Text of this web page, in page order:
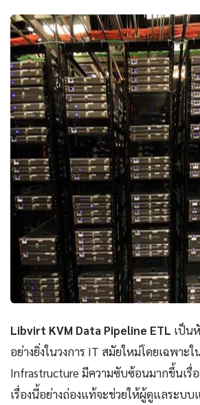
Libvirt KVM Data Pipeline ETL เป็น
อย่างยิ่งในวงการ IT สมัยใหม่โดยเฉพาะ
Infrastructure มีความซับซ้อนมากขึ้นเรื่อ
เรื่องนี้อย่างถ่องแท้จะช่วยให้ผู้ดูแลระบ